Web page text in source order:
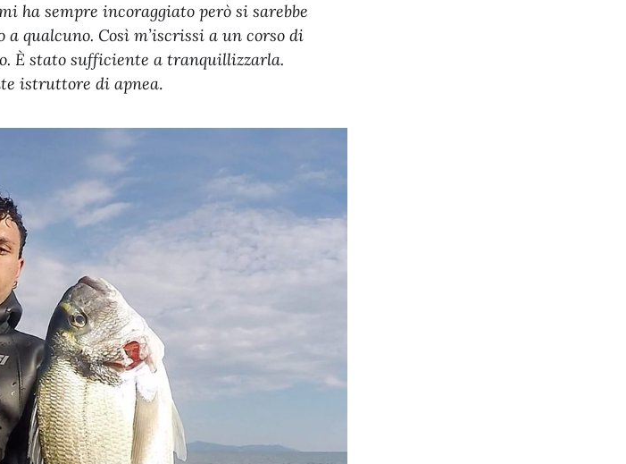
ha sempre incoraggiato però si sarebbe
qualcuno. Così m’iscrissi a un corso di
È stato sufficiente a tranquillizzarla.
istruttore di apnea.